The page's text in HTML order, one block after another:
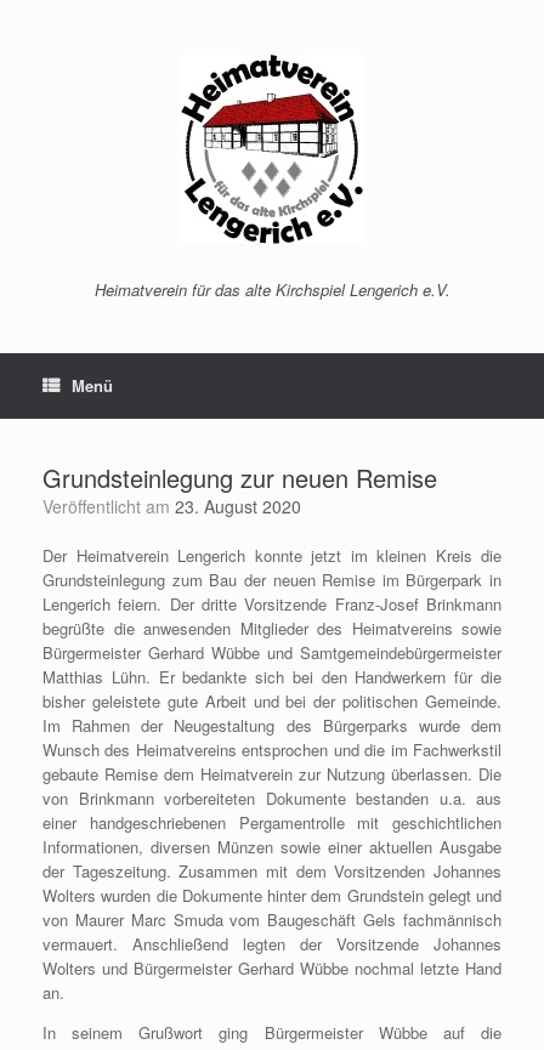
Heimatverein für das alte Kirchspiel Lengerich e.V.
Menü
Grundsteinlegung zur neuen Remise
Veröffentlicht am 23. August 2020
Der Heimatverein Lengerich konnte jetzt im kleinen Kreis die
Grundsteinlegung zum Bau der neuen Remise im Bürgerpark in
Lengerich feiern. Der dritte Vorsitzende Franz-Josef Brinkmann
begrüßte die anwesenden Mitglieder des Heimatvereins sowie
Bürgermeister Gerhard Wübbe und Samtgemeindebürgermeister
Matthias Lühn. Er bedankte sich bei den Handwerkern für die
bisher geleistete gute Arbeit und bei der politischen Gemeinde.
Im Rahmen der Neugestaltung des Bürgerparks wurde dem
Wunsch des Heimatvereins entsprochen und die im Fachwerkstil
gebaute Remise dem Heimatverein zur Nutzung überlassen. Die
von Brinkmann vorbereiteten Dokumente bestanden u.a. aus
einer handgeschriebenen Pergamentrolle mit geschichtlichen
Informationen, diversen Münzen sowie einer aktuellen Ausgabe
der Tageszeitung. Zusammen mit dem Vorsitzenden Johannes
Wolters wurden die Dokumente hinter dem Grundstein gelegt und
von Maurer Marc Smuda vom Baugeschäft Gels fachmännisch
vermauert. Anschließend legten der Vorsitzende Johannes
Wolters und Bürgermeister Gerhard Wübbe nochmal letzte Hand
an.
In seinem Grußwort ging Bürgermeister Wübbe auf die